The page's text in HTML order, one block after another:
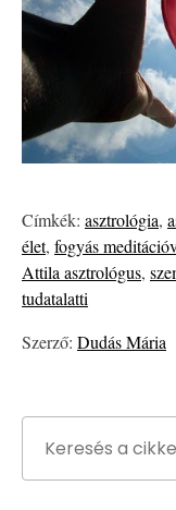
Címkék: asztrológia,
élet, fogyás
Attila asztrológus,
tudatalatti
Szerző: Dudás Mária